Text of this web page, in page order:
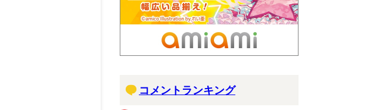
コメントランキング